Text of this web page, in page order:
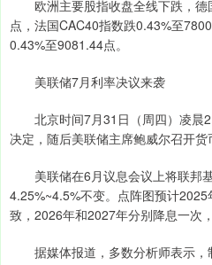
欧洲主要股指收盘全线下跌，德
点，法国CAC40指数跌0.43%至
0.43%至9081.44点。
美联储7月利率决议来袭
北京时间7月31日（周四）凌晨
决定，随后美联储主席鲍威尔召开货
美联储在6月议息会议上将联邦
4.25%~4.5%不变。点阵图预计
致，2026年和2027年分别降息一次
据媒体报道，多数分析师表示，